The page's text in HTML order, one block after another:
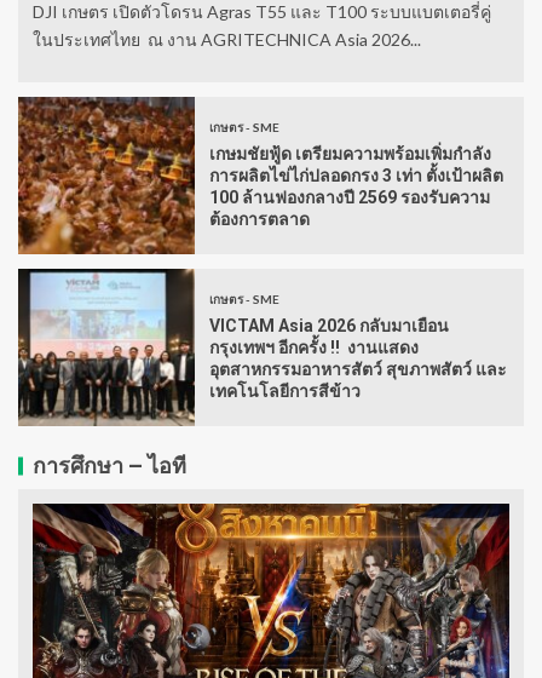
DJI เกษตร เปิดตัวโดรน Agras T55 และ T100 ระบบแบตเตอรี่คู่
ในประเทศไทย ณ งาน AGRITECHNICA Asia 2026...
เกษตร - SME
เกษมชัยฟู้ด เตรียมความพร้อมเพิ่มกำลัง
การผลิตไข่ไก่ปลอดกรง 3 เท่า ตั้งเป้าผลิต
100 ล้านฟองกลางปี 2569 รองรับความ
ต้องการตลาด
เกษตร - SME
VICTAM Asia 2026 กลับมาเยือน
กรุงเทพฯ อีกครั้ง !! งานแสดง
อุตสาหกรรมอาหารสัตว์ สุขภาพสัตว์ และ
เทคโนโลยีการสีข้าว
การศึกษา – ไอที